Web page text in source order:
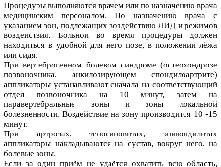
Процедуры выполняются врачем или по назначению врача
медицинским персоналом. По назначению врача с
указанием зон, подлежащих воздействию ЛИД и режимов
воздействия. Больной во время процедуры должен
находиться в удобной для него позе, в положении лёжа
или сидя.
При вертеброгенном болевом синдроме (остеохондрозе
позвоночника, анкилозирующем спондилоартрите)
аппликаторы устанавливают сначала на соответствующий
отдел позвоночника на 10 минут, затем на
паравертебральные зоны и зоны локальной
болезненности. Воздействие на зону производится 10 -15
минут.
При артрозах, теносиновитах, эпикондилитах
аппликаторы накладываются на сустав, вокруг него, на
болевые зоны.
Если за один приём не удаётся охватить всю область,